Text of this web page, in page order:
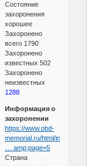
Состояние
захоронения
хорошее
Захоронено
всего 1790
Захоронено
известных 502
Захоронено
неизвестных
1288
Информация о
захоронении
https://www.obd-
memorial.ru/html/info.h
… amp;page=5
Страна